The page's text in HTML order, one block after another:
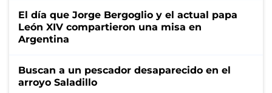
El día que Jorge Bergoglio y el actual papa
León XIV compartieron una misa en
Argentina
Buscan a un pescador desaparecido en el
arroyo Saladillo